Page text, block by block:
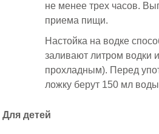
не менее трех часов.
приема пищи.
Настойка на водке
заливают литром водки
прохладным). Перед
ложку берут 150 мл
Для детей